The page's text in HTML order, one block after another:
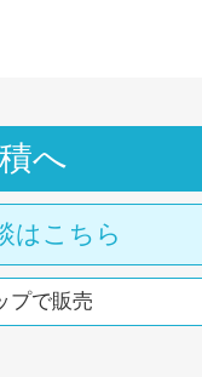
へ
はこちら
プで販売